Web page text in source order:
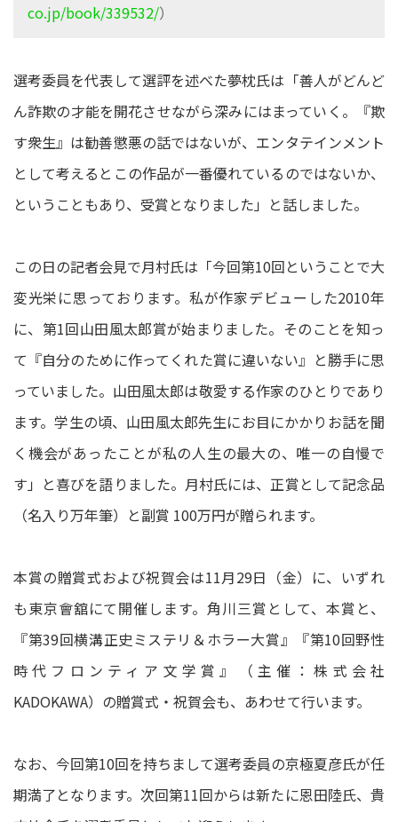
co.jp/book/339532/）
選考委員を代表して選評を述べた夢枕氏は「善人がどんど
ん詐欺の才能を開花させながら深みにはまっていく。『欺
す衆生』は勧善懲悪の話ではないが、エンタテインメント
として考えるとこの作品が一番優れているのではないか、
ということもあり、受賞となりました」と話しました。
この日の記者会見で月村氏は「今回第10回ということで大
変光栄に思っております。私が作家デビューした2010年
に、第1回山田風太郎賞が始まりました。そのことを知っ
て『自分のために作ってくれた賞に違いない』と勝手に思
っていました。山田風太郎は敬愛する作家のひとりであり
ます。学生の頃、山田風太郎先生にお目にかかりお話を聞
く機会があったことが私の人生の最大の、唯一の自慢で
す」と喜びを語りました。月村氏には、正賞として記念品
（名入り万年筆）と副賞 100万円が贈られます。
本賞の贈賞式および祝賀会は11月29日（金）に、いずれ
も東京會舘にて開催します。角川三賞として、本賞と、
『第39回横溝正史ミステリ＆ホラー大賞』『第10回野性
時代フロンティア文学賞』（主催：株式会社
KADOKAWA）の贈賞式・祝賀会も、あわせて行います。
なお、今回第10回を持ちまして選考委員の京極夏彦氏が任
期満了となります。次回第11回からは新たに恩田陸氏、貴